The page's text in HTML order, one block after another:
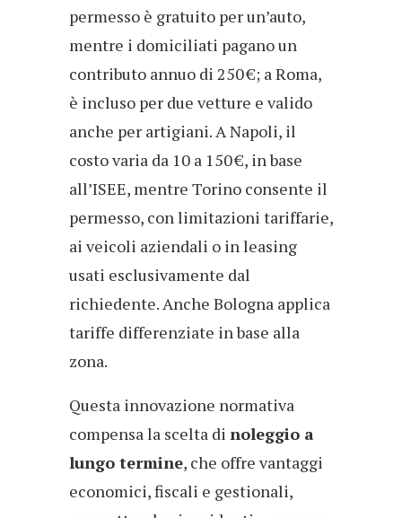
permesso è gratuito per un’auto,
mentre i domiciliati pagano un
contributo annuo di 250 €; a Roma,
è incluso per due vetture e valido
anche per artigiani. A Napoli, il
costo varia da 10 a 150 €, in base
all’ISEE, mentre Torino consente il
permesso, con limitazioni tariffarie,
ai veicoli aziendali o in leasing
usati esclusivamente dal
richiedente. Anche Bologna applica
tariffe differenziate in base alla
zona.
Questa innovazione normativa
compensa la scelta di noleggio a
lungo termine, che offre vantaggi
economici, fiscali e gestionali,